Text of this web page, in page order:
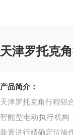
天津罗托克
产品简介：
天津罗托克角行程铝
智能型电动执行机构
装置进行精确定位操